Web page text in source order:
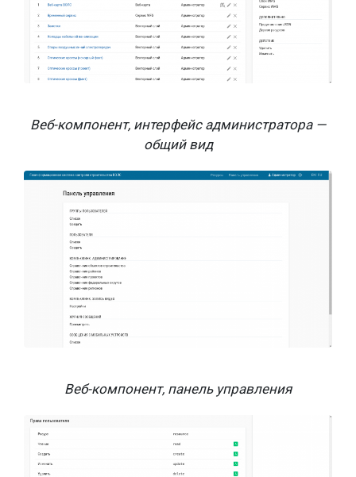
Веб-компонент, интерфейс администратора —
общий вид
Веб-компонент, панель управления